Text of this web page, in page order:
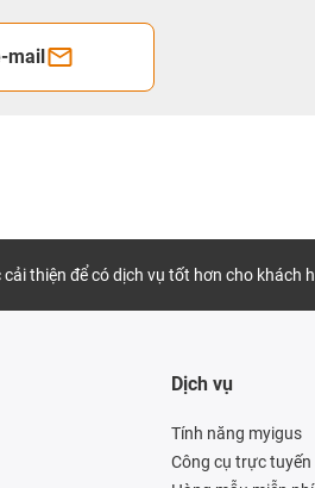
mail
thiện để có dịch vụ tốt hơn cho khách
Dịch vụ
Tính năng myigus
Công cụ trực tuyến